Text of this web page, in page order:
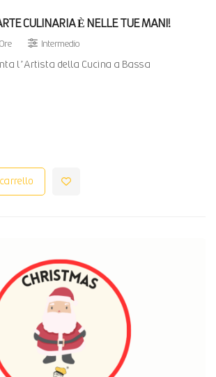
CULINARIA È NELLE TUE MANI!
Intermedio
l’Artista della Cucina a Bassa